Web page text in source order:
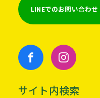
LINEでのお問い合わせ
サイト内検索